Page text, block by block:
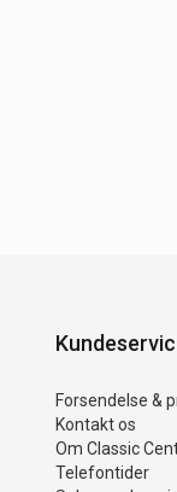
Forsendelse &
Kontakt os
Om Classic
Telefontider